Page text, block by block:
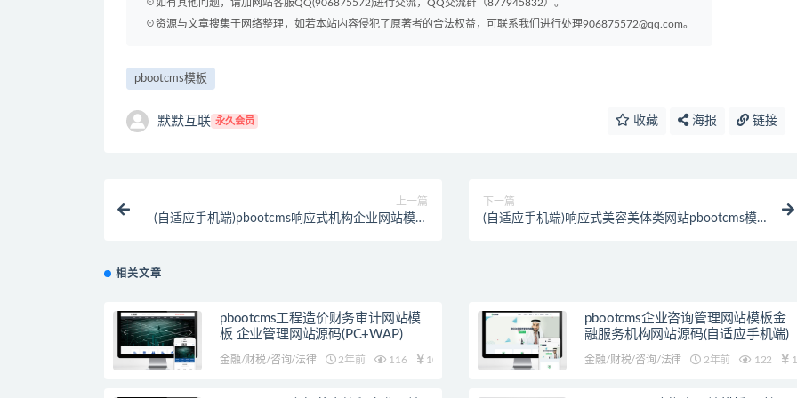
☉如有其他问题，请加网站客服QQ(906875572)进行交流，QQ交流群（877945832）。
☉资源与文章搜集于网络整理，如若本站内容侵犯了原著者的合法权益，可联系我们进行处理906875572@qq.com。
pbootcms模板
默默互联 永久会员 收藏 海报 链接
上一篇
(自适应手机端)pbootcms响应式机构企业网站模板
下一篇
(自适应手机端)响应式美容美体类网站pbootcms模
相关文章
pbootcms工程造价财务审计网站模
板 企业管理网站源码(PC+WAP)
金融/财税/咨询/法律 2年前 116 10
pbootcms企业咨询管理网站模板金
融服务机构网站源码(自适应手机端)
金融/财税/咨询/法律 2年前 122